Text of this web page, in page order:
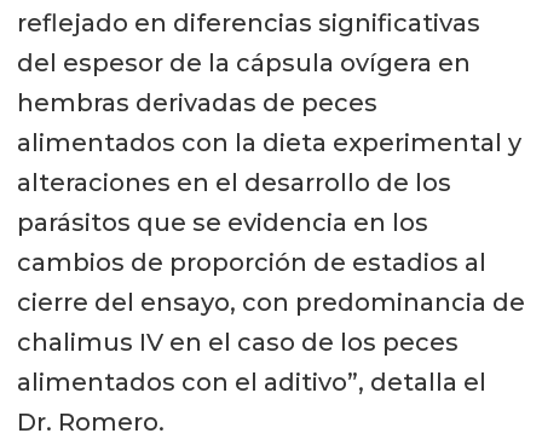
reflejado en diferencias significativas
del espesor de la cápsula ovígera en
hembras derivadas de peces
alimentados con la dieta experimental y
alteraciones en el desarrollo de los
parásitos que se evidencia en los
cambios de proporción de estadios al
cierre del ensayo, con predominancia de
chalimus IV en el caso de los peces
alimentados con el aditivo”, detalla el
Dr. Romero.